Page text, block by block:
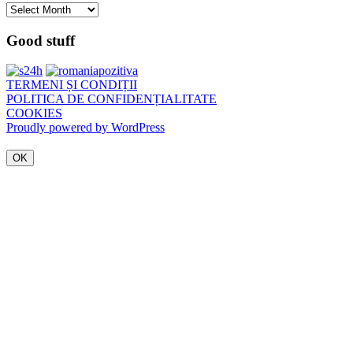
Arhivă
Good stuff
TERMENI ȘI CONDIȚII
POLITICA DE CONFIDENȚIALITATE
COOKIES
Proudly powered by WordPress
OK